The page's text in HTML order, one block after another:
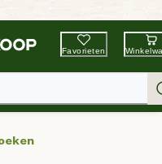
Tuin & Dier
Favorieten